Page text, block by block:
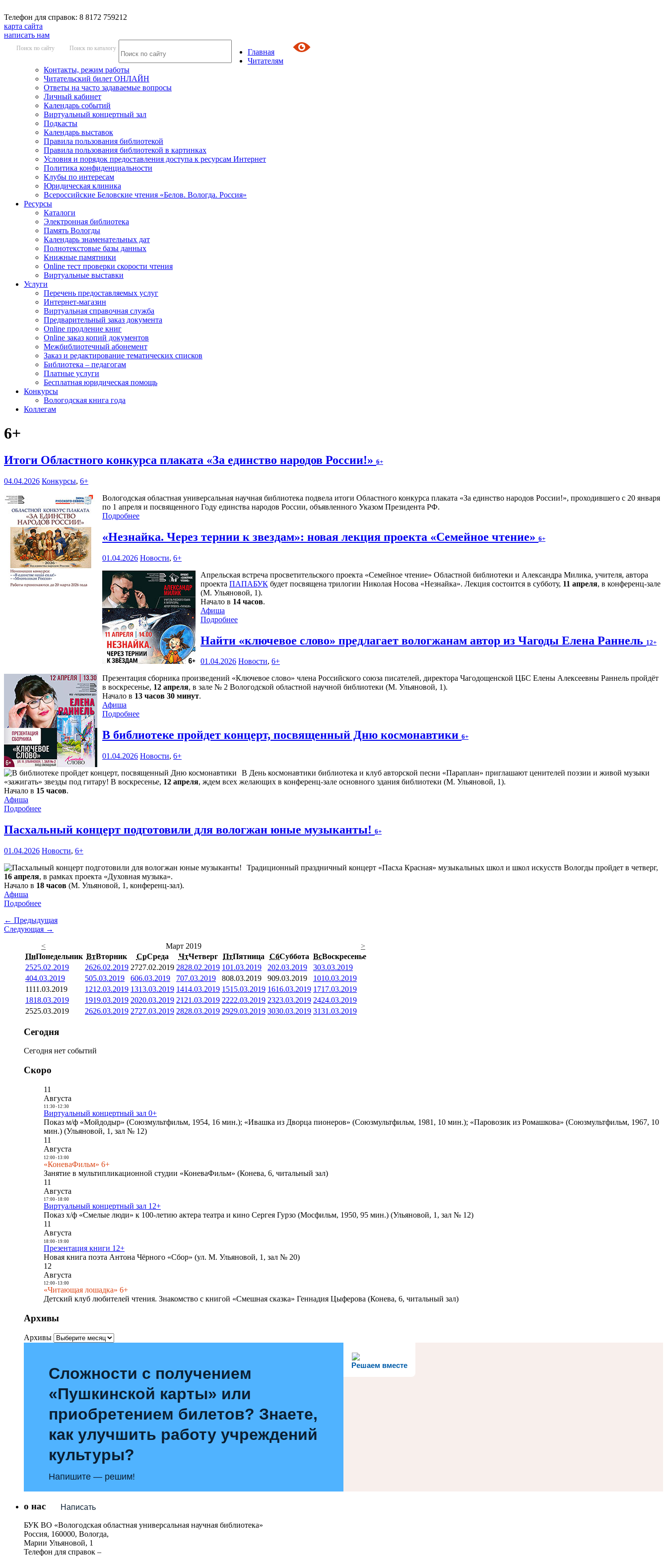
Телефон для справок: 8 8172 759212
карта сайта
написать нам
Поиск по сайту Поиск по каталогу
Главная
Читателям
Контакты, режим работы
Читательский билет ОНЛАЙН
Ответы на часто задаваемые вопросы
Личный кабинет
Календарь событий
Виртуальный концертный зал
Подкасты
Календарь выставок
Правила пользования библиотекой
Правила пользования библиотекой в картинках
Условия и порядок предоставления доступа к ресурсам Интернет
Политика конфиденциальности
Клубы по интересам
Юридическая клиника
Всероссийские Беловские чтения «Белов. Вологда. Россия»
Ресурсы
Каталоги
Электронная библиотека
Память Вологды
Календарь знаменательных дат
Полнотекстовые базы данных
Книжные памятники
Online тест проверки скорости чтения
Виртуальные выставки
Услуги
Перечень предоставляемых услуг
Интернет-магазин
Виртуальная справочная служба
Предварительный заказ документа
Online продление книг
Online заказ копий документов
Межбиблиотечный абонемент
Заказ и редактирование тематических списков
Библиотека – педагогам
Платные услуги
Бесплатная юридическая помощь
Конкурсы
Вологодская книга года
Коллегам
6+
Итоги Областного конкурса плаката «За единство народов России!» 6+
04.04.2026 Конкурсы, 6+
Вологодская областная универсальная научная библиотека подвела итоги Областного конкурса плаката «За единство народов России!», проходившего с 20 января
по 1 апреля и посвященного Году единства народов России, объявленного Указом Президента РФ.
Подробнее
«Незнайка. Через тернии к звездам»: новая лекция проекта «Семейное чтение» 6+
01.04.2026 Новости, 6+
Апрельская встреча просветительского проекта «Семейное чтение» Областной библиотеки и Александра Милика, учителя, автора
проекта ПАПАБУК будет посвящена трилогии Николая Носова «Незнайка». Лекция состоится в субботу, 11 апреля, в конференц-зале
(М. Ульяновой, 1).
Начало в 14 часов.
Афиша
Подробнее
Найти «ключевое слово» предлагает вологжанам автор из Чагоды Елена Раннель 12+
01.04.2026 Новости, 6+
Презентация сборника произведений «Ключевое слово» члена Российского союза писателей, директора Чагодощенской ЦБС Елены Алексеевны Раннель пройдёт
в воскресенье, 12 апреля, в зале № 2 Вологодской областной научной библиотеки (М. Ульяновой, 1).
Начало в 13 часов 30 минут.
Афиша
Подробнее
В библиотеке пройдет концерт, посвященный Дню космонавтики 6+
01.04.2026 Новости, 6+
В День космонавтики библиотека и клуб авторской песни «Параплан» приглашают ценителей поэзии и живой музыки
«зажигать» звезды под гитару! В воскресенье, 12 апреля, ждем всех желающих в конференц-зале основного здания библиотеки (М. Ульяновой, 1).
Начало в 15 часов.
Афиша
Подробнее
Пасхальный концерт подготовили для вологжан юные музыканты! 6+
01.04.2026 Новости, 6+
Традиционный праздничный концерт «Пасха Красная» музыкальных школ и школ искусств Вологды пройдет в четверг,
16 апреля, в рамках проекта «Духовная музыка».
Начало в 18 часов (М. Ульяновой, 1, конференц-зал).
Афиша
Подробнее
← Предыдущая
Следующая →
<
Март 2019
>
ПнПонедельник ВтВторник СрСреда ЧтЧетверг ПтПятница СбСуббота ВсВоскресенье
2525.02.2019 2626.02.2019 2727.02.2019 2828.02.2019 101.03.2019 202.03.2019 303.03.2019
404.03.2019 505.03.2019 606.03.2019 707.03.2019 808.03.2019 909.03.2019 1010.03.2019
1111.03.2019 1212.03.2019 1313.03.2019 1414.03.2019 1515.03.2019 1616.03.2019 1717.03.2019
1818.03.2019 1919.03.2019 2020.03.2019 21 21.03.2019 2222.03.2019 2323.03.2019 2424.03.2019
2525.03.2019 2626.03.2019 2727.03.2019 2828.03.2019 2929.03.2019 3030.03.2019 3131.03.2019
Сегодня
Сегодня нет событий
Скоро
11
Августа
11:30- 12:30
Виртуальный концертный зал 0+
Показ м/ф «Мойдодыр» (Союзмультфильм, 1954, 16 мин.); «Ивашка из Дворца пионеров» (Союзмультфильм, 1981, 10 мин.); «Паровозик из Ромашкова» (Союзмультфильм, 1967, 10
мин.) (Ульяновой, 1, зал № 12)
11
Августа
12:00- 13:00
«КоневаФильм» 6+
Занятие в мультипликационной студии «КоневаФильм» (Конева, 6, читальный зал)
11
Августа
17:00- 18:00
Виртуальный концертный зал 12+
Показ х/ф «Смелые люди» к 100-летию актера театра и кино Сергея Гурзо (Мосфильм, 1950, 95 мин.) (Ульяновой, 1, зал № 12)
11
Августа
18:00- 19:00
Презентация книги 12+
Новая книга поэта Антона Чёрного «Сбор» (ул. М. Ульяновой, 1, зал № 20)
12
Августа
12:00- 13:00
«Читающая лошадка» 6+
Детский клуб любителей чтения. Знакомство с книгой «Смешная сказка» Геннадия Цыферова (Конева, 6, читальный зал)
Архивы
Архивы
Решаем вместе
Сложности с получением
«Пушкинской карты» или
приобретением билетов? Знаете,
как улучшить работу учреждений
культуры?
Напишите — решим!
Написать
о нас
БУК ВО «Вологодская областная универсальная научная библиотека»
Россия, 160000, Вологда,
Марии Ульяновой, 1
Телефон для справок –